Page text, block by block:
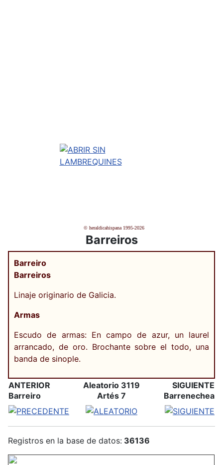
© heraldicahispana 1995-2026
Barreiros
Barreiro
Barreiros
Linaje originario de Galicia.
Armas
Escudo de armas: En campo de azur, un laurel
arrancado, de oro. Brochante sobre el todo, una
banda de sinople.
ANTERIOR
Barreiro
Aleatorio 3119
Artés 7
SIGUIENTE
Barrenechea
Registros en la base de datos: 36136